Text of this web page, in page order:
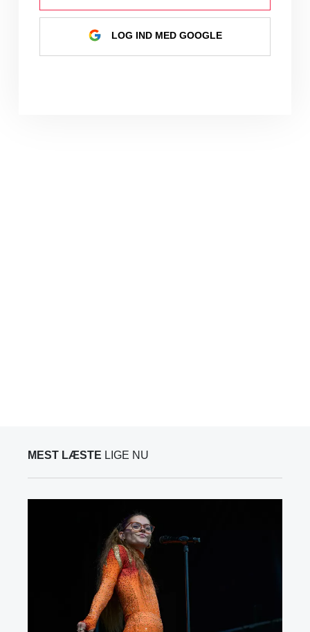
LOG IND MED GOOGLE
MEST LÆSTE LIGE NU